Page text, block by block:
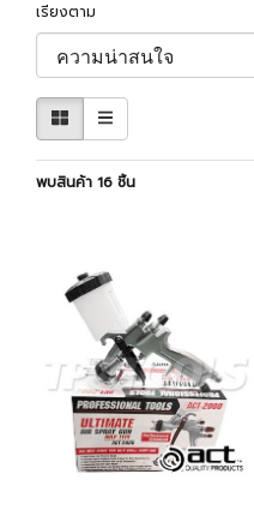
เรียงตาม
พบสินค้า 16 ชิ้น